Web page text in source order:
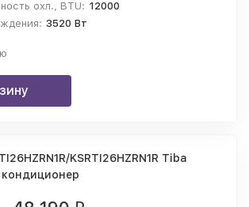
охл., BTU: 12000
3520 Вт
KSRTI26HZRN1R Tiba